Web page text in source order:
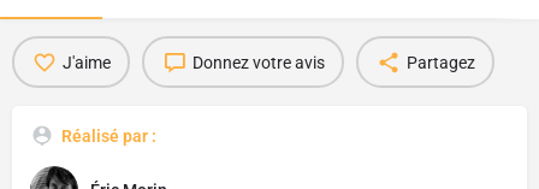
J'aime Donnez votre avis Partagez
Réalisé par :